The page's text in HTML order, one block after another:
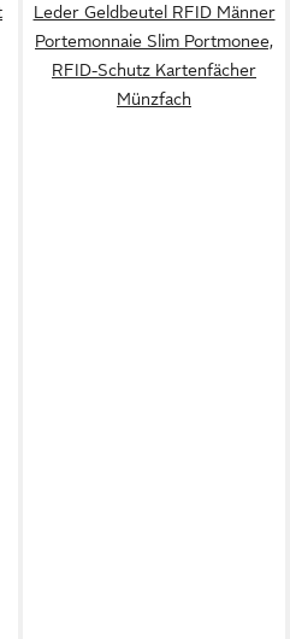
Leder Geldbeutel RFID Männer
Portemonnaie Slim Portmonee,
RFID-Schutz Kartenfächer
Münzfach